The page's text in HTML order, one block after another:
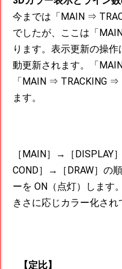
今までは「MAIN ⇒
でしたが、ここは「
ります。表示更新の操
動更新されます。「
「MAIN ⇒ TRACKING ⇒
ます。
［MAIN］→［
COND］→［DRAW］の
ーを ON（点灯）します
きさに応じカラー化され
【定比】